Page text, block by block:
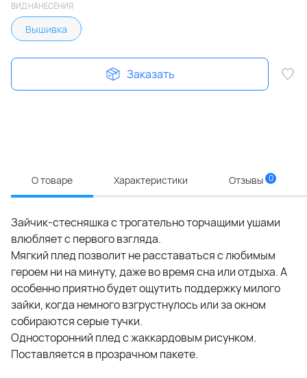
ВИД НАНЕСЕНИЯ
Вышивка
Заказать
О товаре Характеристики Отзывы 0
Зайчик-стесняшка с трогательно торчащими ушами
влюбляет с первого взгляда.
Мягкий плед позволит не расставаться с любимым
героем ни на минуту, даже во время сна или отдыха. А
особенно приятно будет ощутить поддержку милого
зайки, когда немного взгрустнулось или за окном
собираются серые тучки.
Односторонний плед с жаккардовым рисунком.
Поставляется в прозрачном пакете.